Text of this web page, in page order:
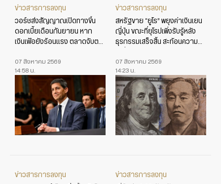
ข่าวสารการลงทุน
วอร์ชส่งสัญญาณเปิดทางขึ้น
ดอกเบี้ยเดือนกันยายน หาก
เงินเฟ้อยังร้อนแรง ตลาดจับตา
07 สิงหาคม 2569
14:58 น.
ข่าวสารการลงทุน
สหรัฐขาย “ยูโร” พยุงค่าเงินเยน
ญี่ปุ่น ขณะที่ยุโรปเพิ่งรับรู้หลัง
ธุรกรรมเสร็จสิ้น สะท้อนความ
07 สิงหาคม 2569
14:23 น.
ข่าวสารการลงทุน
ข่าวสารการลงทุน